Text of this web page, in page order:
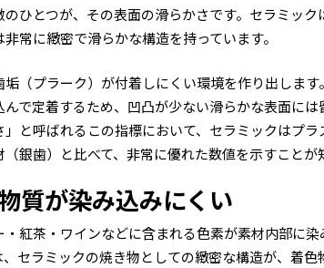
ひとつが、その表面の滑らかさです。セラミッ
常に緻密で滑らかな構造を持っています。
（プラーク）が付着しにくい環境を作り出しま
で定着するため、凹凸が少ない滑らかな表面に
と呼ばれるこの指標において、セラミックはプ
銀歯）と比べて、非常に優れた数値を示すことが
が染み込みにくい
紅茶・ワインなどに含まれる色素が素材内部に
セラミックの焼き物としての緻密な構造が、着